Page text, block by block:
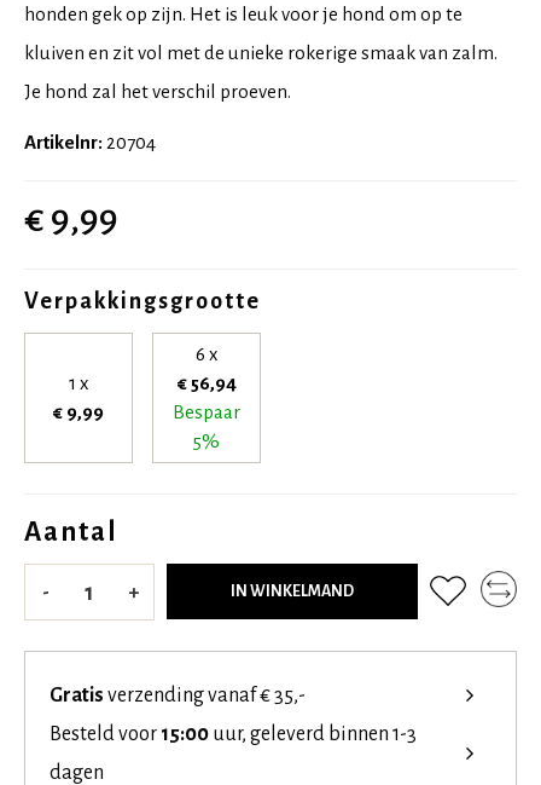
honden gek op zijn. Het is leuk voor je hond om op te
kluiven en zit vol met de unieke rokerige smaak van zalm.
Je hond zal het verschil proeven.
Artikelnr: 20704
€ 9,99
Verpakkingsgrootte
1 x
€ 9,99
6 x
€ 56,94
Bespaar
5%
Aantal
- + IN WINKELMAND
Gratis verzending vanaf € 35,-
Besteld voor 15:00 uur, geleverd binnen 1-3
dagen